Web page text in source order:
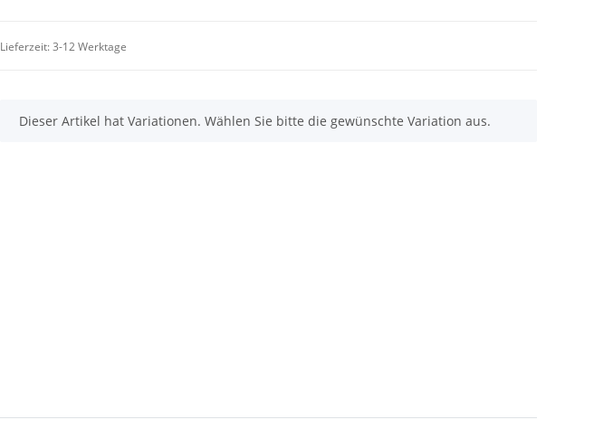
Lieferzeit:3-12 Werktage
x
Dieser Artikel hat Variationen. Wählen Sie bitte die gewünschte Variation aus.